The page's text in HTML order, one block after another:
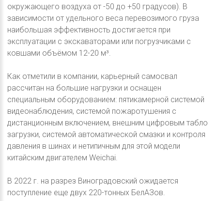
окружающего воздуха от -50 до +50 градусов). В
зависимости от удельного веса перевозимого груза
наибольшая эффективность достигается при
эксплуатации c экскаваторами или погрузчиками с
ковшами объёмом 12-20 м³.
Как отметили в компании, карьерный самосвал
рассчитан на большие нагрузки и оснащен
специальным оборудованием: пятикамерной системой
видеонаблюдения, системой пожаротушения с
дистанционным включением, внешним цифровым табло
загрузки, системой автоматической смазки и контроля
давления в шинах и нетипичным для этой модели
китайским двигателем Weichai.
В 2022 г. на разрез Виноградовский ожидается
поступление еще двух 220-тонных БелАЗов.